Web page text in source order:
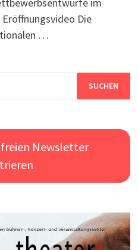
Die
…
Newsletter